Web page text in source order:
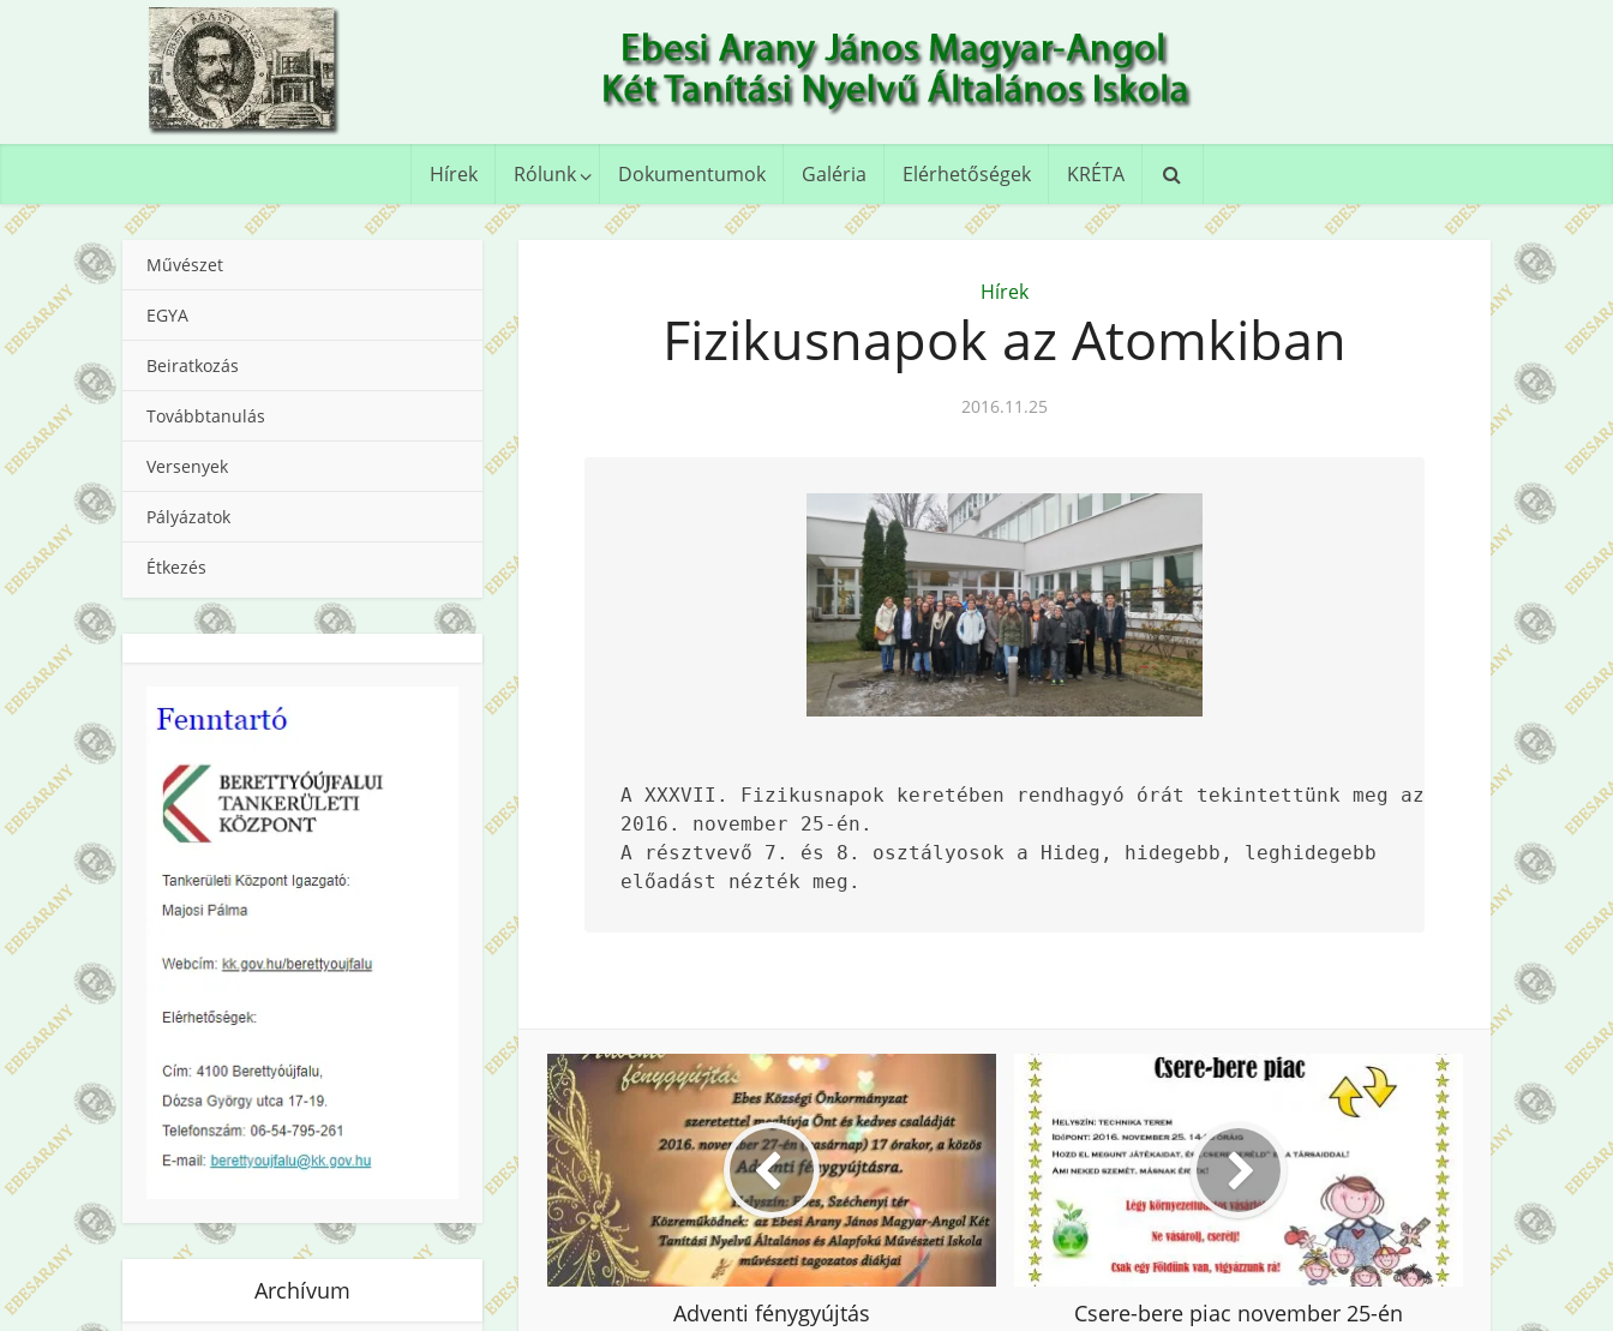
Hírek Rólunk Dokumentumok Galéria Elérhetőségek KRÉTA
Művészet
EGYA
Beiratkozás
Továbbtanulás
Versenyek
Pályázatok
Étkezés
Archívum
Hírek
Fizikusnapok az Atomkiban
2016.11.25
A XXXVII. Fizikusnapok keretében rendhagyó órát tekintettünk meg az Atomkiban
2016. november 25-én.
A résztvevő 7. és 8. osztályosok a Hideg, hidegebb, leghidegebb
előadást nézték meg.
Adventi fénygyújtás Csere-bere piac november 25-én